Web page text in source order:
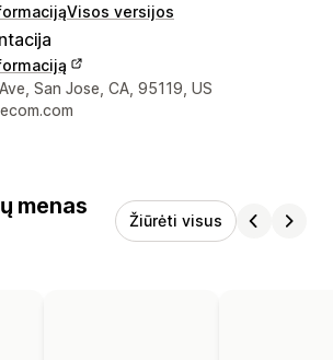
Visos versijos
duomenys
San Jose, CA, 95119, US
menas
Žiūrėti visus